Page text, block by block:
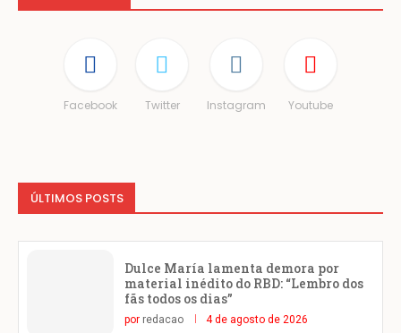
Facebook Twitter Instagram Youtube
ÚLTIMOS POSTS
Dulce María lamenta demora por
material inédito do RBD: “Lembro dos
fãs todos os dias”
por redacao 4 de agosto de 2026